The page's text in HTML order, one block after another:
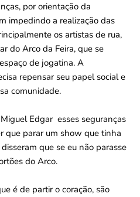
por orientação da
impedindo a realização das
os artistas de rua,
do Arco da Feira, que se
de jogatina. A
repensar seu papel social e
comunidade.
Edgar esses seguranças
que parar um show que tinha
que se eu não parasse
do Arco.
é de partir o coração, são